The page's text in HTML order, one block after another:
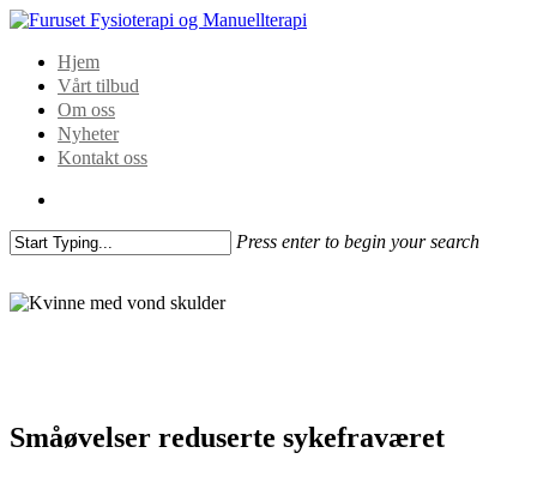
Hjem
Vårt tilbud
Om oss
Nyheter
Kontakt oss
Press enter to begin your search
Småøvelser reduserte sykefraværet